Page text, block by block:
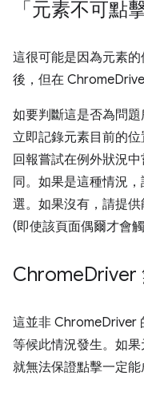
「元素不可點
這很可能是因為元素
後，但在
如要判斷這是否為問
立即記錄元素目前的
回報嘗試在例外狀況
同。如果是這種情況
選。如果沒有，請提
(即使該頁面偶爾才會觸
ChromeDriver
這並非 ChromeDriver
等候此情況發生。如
就無法保證點擊一定能